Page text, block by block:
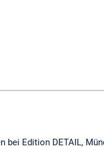
bei Edition DETAIL,